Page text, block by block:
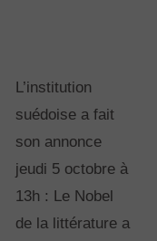
L’institution
suédoise a fait
son annonce
jeudi 5 octobre à
13h : Le Nobel
de la littérature a